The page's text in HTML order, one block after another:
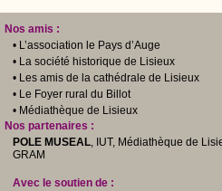
Nos amis :
• L’association le Pays d’Auge
• La société historique de Lisieux
• Les amis de la cathédrale de Lisieux
• Le Foyer rural du Billot
• Médiathèque de Lisieux
Nos partenaires :
POLE MUSEAL, IUT, Médiathèque de
GRAM
Avec le soutien de :